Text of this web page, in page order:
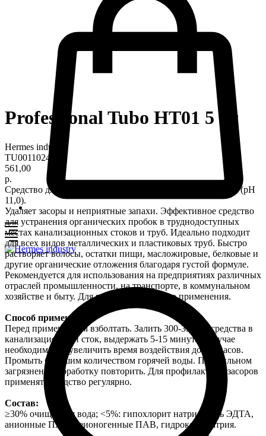
Professional Tubo HT01 5 кг
Hermes industry
TU0011024
561,00
р.
Средство для прочистки канализационных труб и стоков (pH
11,0).
Удаляет засоры и неприятные запахи. Эффективное средство
для устранения органических пробок в труднодоступных
местах канализационных стоков и труб. Идеально подходит
для всех видов металлических и пластиковых труб. Быстро
растворяет волосы, остатки пищи, масложировые, белковые и
другие органические отложения благодаря густой формуле.
Рекомендуется для использования на предприятиях различных
отраслей промышленности, на транспорте, в коммунальном
хозяйстве и быту. Для профессионального применения.
Способ применения:
Перед применением взболтать. Залить 300-350 мл средства в
канализационный сток, выдержать 5-15 минут. В случае
необходимости увеличить время воздействия до 1-2 часов.
Промыть большим количеством горячей воды. При сильном
загрязнении обработку повторить. Для профилактики засоров
применять средство регулярно.
Состав:
≥30% очищенная вода; <5%: гипохлорит натрия, соль ЭДТА,
анионные ПАВ, неионогенные ПАВ, гидроксид натрия.